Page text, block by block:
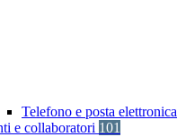
Telefono e posta elettronica
e collaboratori 101